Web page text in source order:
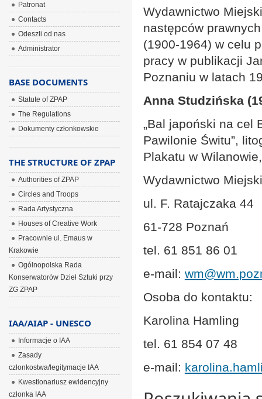
Wydawnictwo
następców
(1900-1964) w celu
pracy w publikacji
Poznaniu w latach
Anna Studzińska
„Bal japoński na cel
Pawilonie Świtu”,
Plakatu w
Wydawnictwo
ul. F. Ratajczaka 44
61-728 Poznań
tel. 61 851 86 01
e-mail:
Osoba do kontaktu:
Karolina Hamling
tel. 61 854 07 48
e-mail:
Patronat
Contacts
Odeszli od nas
Administrator
BASE DOCUMENTS
Statute of ZPAP
The Regulations
Dokumenty członkowskie
THE STRUCTURE OF ZPAP
Authorities of ZPAP
Circles and Troops
Rada Artystyczna
Houses of Creative Work
Pracownie ul. Emaus w
Krakowie
Ogólnopolska Rada
Konserwatorów Dzieł Sztuki przy
ZG ZPAP
IAA/AIAP - UNESCO
Informacje o IAA
Zasady
członkostwa/legitymacje IAA
Kwestionariusz ewidencyjny
członka IAA